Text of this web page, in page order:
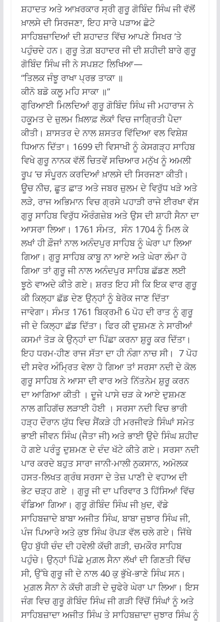
ਸ਼ਹਾਦਤ ਅਤੇ ਆਖ਼ਰਕਾਰ ਸ੍ਰੀ ਗੁਰੂ ਗੋਬਿੰਦ ਸਿੰਘ ਜੀ ਵੱਲੋਂ
ਖ਼ਾਲਸੇ ਦੀ ਸਿਰਜਣਾ, ਇਹ ਸਾਰੇ ਪੜਾਅ ਛੋਟੇ
ਸਾਹਿਬਜ਼ਾਦਿਆਂ ਦੀ ਸ਼ਹਾਦਤ ਵਿੱਚ ਆਪਣੇ ਸਿਖਰ ’ਤੇ
ਪਹੁੰਚਦੇ ਹਨ। ਗੁਰੂ ਤੇਗ਼ ਬਹਾਦਰ ਜੀ ਦੀ ਸ਼ਹੀਦੀ ਬਾਰੇ ਗੁਰੂ
ਗੋਬਿੰਦ ਸਿੰਘ ਜੀ ਨੇ ਸਪਸ਼ਟ ਲਿਖਿਆ—
“ਤਿਲਕ ਜੰਝੂ ਰਾਖਾ ਪ੍ਰਭ ਤਾਕਾ ॥
ਕੀਨੋ ਬਡੋ ਕਲੂ ਮਹਿ ਸਾਕਾ ॥”
ਗੁਰਿਆਈ ਮਿਲਦਿਆਂ ਗੁਰੂ ਗੋਬਿੰਦ ਸਿੰਘ ਜੀ ਮਹਾਰਾਜ ਨੇ
ਹਕੂਮਤ ਦੇ ਜ਼ੁਲਮ ਖ਼ਿਲਾਫ਼ ਲੋਕਾਂ ਵਿਚ ਜਾਗ੍ਰਿਤੀ ਪੈਦਾ
ਕੀਤੀ। ਸ਼ਾਸਤਰ ਦੇ ਨਾਲ ਸ਼ਸਤਰ ਵਿੱਦਿਆ ਵਲ ਵਿਸ਼ੇਸ਼
ਧਿਆਨ ਦਿੱਤਾ। 1699 ਦੀ ਵਿਸਾਖੀ ਨੂੰ ਕੇਸਗੜ੍ਹ ਸਾਹਿਬ
ਵਿਖੇ ਗੁਰੂ ਨਾਨਕ ਵੱਲੋਂ ਚਿਤਵੇਂ ਸਚਿਆਰ ਮਨੁੱਖ ਨੂੰ ਅਮਲੀ
ਰੂਪ ’ਚ ਸੰਪੂਰਨ ਕਰਦਿਆਂ ਖ਼ਾਲਸੇ ਦੀ ਸਿਰਜਣਾ ਕੀਤੀ।
ਊਚ ਨੀਚ, ਛੂਤ ਛਾਤ ਅਤੇ ਜਬਰ ਜ਼ੁਲਮ ਦੇ ਵਿਰੁੱਧ ਖੜੇ ਅਤੇ
ਲੜੇ, ਰਾਜ ਅਭਿਮਾਨ ਵਿਚ ਗ੍ਰਸੇ ਪਹਾੜੀ ਰਾਜੇ ਈਰਖਾ ਵੱਸ
ਗੁਰੂ ਸਾਹਿਬ ਵਿਰੁੱਧ ਔਰੰਗਜ਼ੇਬ ਅਤੇ ਉਸ ਦੀ ਸ਼ਾਹੀ ਸੈਨਾ ਦਾ
ਆਸਰਾ ਲਿਆ। 1761 ਸੰਮਤ, ਸੰਨ 1704 ਨੂੰ ਮਿਲ ਕੇ
ਲਖਾਂ ਹੀ ਫ਼ੌਜਾਂ ਨਾਲ ਅਨੰਦਪੁਰ ਸਾਹਿਬ ਨੂੰ ਘੇਰਾ ਪਾ ਲਿਆ
ਗਿਆ। ਗੁਰੂ ਸਾਹਿਬ ਕਾਬੂ ਨਾ ਆਏ ਅਤੇ ਘੇਰਾ ਲੰਮਾ ਹੋ
ਗਿਆ ਤਾਂ ਗੁਰੂ ਜੀ ਨਾਲ ਅਨੰਦਪੁਰ ਸਾਹਿਬ ਛੱਡਣ ਲਈ
ਝੂਠੇ ਵਾਅਦੇ ਕੀਤੇ ਗਏ। ਸ਼ਰਤ ਇਹ ਸੀ ਕਿ ਇਕ ਵਾਰ ਗੁਰੂ
ਕੀ ਕਿਲ੍ਹਾ ਛੱਡ ਦੇਣ ਉਨ੍ਹਾਂ ਨੂੰ ਬੇਰੋਕ ਜਾਣ ਦਿੱਤਾ
ਜਾਵੇਗਾ। ਸੰਮਤ 1761 ਬਿਕ੍ਰਮੀ 6 ਪੋਹ ਦੀ ਰਾਤ ਨੂੰ ਗੁਰੂ
ਜੀ ਦੇ ਕਿਲ੍ਹਾ ਛੱਡ ਦਿੱਤਾ। ਫਿਰ ਕੀ ਦੁਸ਼ਮਣ ਨੇ ਸਾਰੀਆਂ
ਕਸਮਾਂ ਤੋੜ ਕੇ ਉਨ੍ਹਾਂ ਦਾ ਪਿੱਛਾ ਕਰਨਾ ਸ਼ੁਰੂ ਕਰ ਦਿੱਤਾ।
ਇਹ ਧਰਮ-ਹੀਣ ਰਾਜ ਸੱਤਾ ਦਾ ਹੀ ਨੰਗਾ ਨਾਚ ਸੀ। 7 ਪੋਹ
ਦੀ ਸਵੇਰ ਅੰਮ੍ਰਿਤ ਵੇਲਾ ਹੋ ਗਿਆ ਤਾਂ ਸਰਸਾ ਨਦੀ ਦੇ ਕੋਲ
ਗੁਰੂ ਸਾਹਿਬ ਨੇ ਆਸਾ ਦੀ ਵਾਰ ਅਤੇ ਨਿੱਤਨੇਮ ਸ਼ੁਰੂ ਕਰਨ
ਦਾ ਆਗਿਆ ਕੀਤੀ । ਦੂਜੇ ਪਾਸੇ ਚੜ ਕੇ ਆਏ ਦੁਸ਼ਮਣ
ਨਾਲ ਗਹਿਗੱਚ ਲੜਾਈ ਹੋਈ । ਸਰਸਾ ਨਦੀ ਵਿਚ ਭਾਰੀ
ਹੜ੍ਹ ਦੌਰਾਨ ਯੁੱਧ ਵਿਚ ਸੈਂਕੜੇ ਹੀ ਮਰਜੀਵੜੇ ਸਿੰਘਾਂ ਸਮੇਤ
ਭਾਈ ਜੀਵਨ ਸਿੰਘ (ਜੈਤਾ ਜੀ) ਅਤੇ ਭਾਈ ਉਦੇ ਸਿੰਘ ਸ਼ਹੀਦ
ਹੋ ਗਏ ਪਰੰਤੂ ਦੁਸ਼ਮਣ ਦੇ ਦੰਦ ਖੱਟੇ ਕੀਤੇ ਗਏ। ਸਰਸਾ ਨਦੀ
ਪਾਰ ਕਰਦੇ ਬਹੁਤ ਸਾਰਾ ਜਾਨੀ-ਮਾਲੀ ਨੁਕਸਾਨ, ਅਮੋਲਕ
ਹਸਤ-ਲਿਖਤ ਗ੍ਰੰਥ ਸਰਸਾ ਦੇ ਤੇਜ਼ ਪਾਣੀ ਦੇ ਵਹਾਅ ਦੀ
ਭੇਟ ਚੜ੍ਹ ਗਏ । ਗੁਰੂ ਜੀ ਦਾ ਪਰਿਵਾਰ 3 ਹਿੱਸਿਆਂ ਵਿੱਚ
ਵੰਡਿਆ ਗਿਆ। ਗੁਰੂ ਗੋਬਿੰਦ ਸਿੰਘ ਜੀ ਖ਼ੁਦ, ਵੱਡੇ
ਸਾਹਿਬਜ਼ਾਦੇ ਬਾਬਾ ਅਜੀਤ ਸਿੰਘ, ਬਾਬਾ ਜੁਝਾਰ ਸਿੰਘ ਜੀ,
ਪੰਜ ਪਿਆਰੇ ਅਤੇ ਕੁਝ ਸਿੰਘ ਰੋਪੜ ਵੱਲ ਚਲੇ ਗਏ। ਜਿੱਥੇ
ਉਹ ਬੁੱਧੀ ਚੰਦ ਦੀ ਹਵੇਲੀ ਕੱਚੀ ਗੜੀ, ਚਮਕੌਰ ਸਾਹਿਬ
ਪਹੁੰਚੇ। ਉਨ੍ਹਾਂ ਪਿੱਛੇ ਮੁਗ਼ਲ ਸੈਨਾ ਲੱਖਾਂ ਦੀ ਗਿਣਤੀ ਵਿੱਚ
ਸੀ, ਉੱਥੇ ਗੁਰੂ ਜੀ ਦੇ ਨਾਲ 40 ਕੁ ਭੁੱਖੇ-ਭਾਣੇ ਸਿੰਘ ਸਨ।
ਮੁਗ਼ਲ ਸੈਨਾ ਨੇ ਕੱਚੀ ਗੜੀ ਦੇ ਚੁਫੇਰੇ ਘੇਰਾ ਪਾ ਲਿਆ। ਇਸ
ਜੰਗ ਵਿਚ ਗੁਰੂ ਗੋਬਿੰਦ ਸਿੰਘ ਜੀ ਗੜੀ ਵਿੱਚੋਂ ਸਿੰਘਾਂ ਨੂੰ ਅਤੇ
ਸਾਹਿਬਜ਼ਾਦਾ ਅਜੀਤ ਸਿੰਘ ਤੇ ਸਾਹਿਬਜ਼ਾਦਾ ਜੁਝਾਰ ਸਿੰਘ ਨੂੰ